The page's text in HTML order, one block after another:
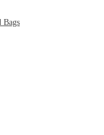
Bags